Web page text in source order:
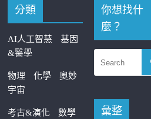
分類
AI人工智慧
基因
&醫學
物理 化學
奧妙
宇宙
考古&演化
數學
你想找什
麼？
彙整